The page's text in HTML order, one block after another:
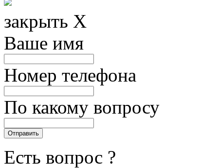
закрыть X
Ваше имя
Номер телефона
По какому вопросу
Есть вопрос ?